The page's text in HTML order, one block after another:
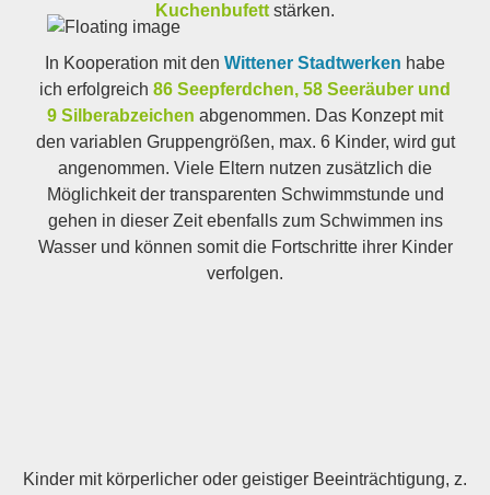
Kuchenbufett stärken.
In Kooperation mit den Wittener Stadtwerken habe
ich erfolgreich 86 Seepferdchen, 58 Seeräuber und
9 Silberabzeichen abgenommen. Das Konzept mit
den variablen Gruppengrößen, max. 6 Kinder, wird gut
angenommen. Viele Eltern nutzen zusätzlich die
Möglichkeit der transparenten Schwimmstunde und
gehen in dieser Zeit ebenfalls zum Schwimmen ins
Wasser und können somit die Fortschritte ihrer Kinder
verfolgen.
Kinder mit körperlicher oder geistiger Beeinträchtigung, z.